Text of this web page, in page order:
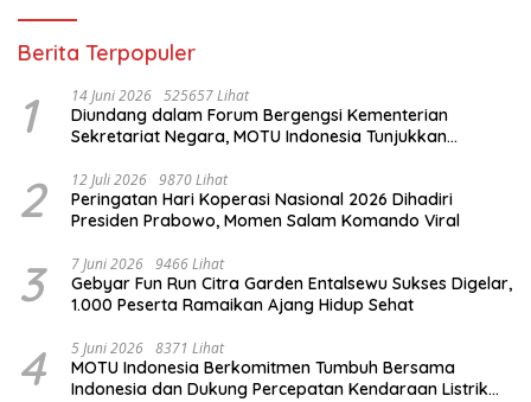
Berita Terpopuler
1 14 Juni 2026 525657 Lihat
Diundang dalam Forum Bergengsi Kementerian
Sekretariat Negara, MOTU Indonesia Tunjukkan
2 12 Juli 2026 9870 Lihat
Peringatan Hari Koperasi Nasional 2026 Dihadiri
Presiden Prabowo, Momen Salam Komando Viral
3 7 Juni 2026 9466 Lihat
Gebyar Fun Run Citra Garden Entalsewu Sukses Digelar,
1.000 Peserta Ramaikan Ajang Hidup Sehat
4 5 Juni 2026 8371 Lihat
MOTU Indonesia Berkomitmen Tumbuh Bersama
Indonesia dan Dukung Percepatan Kendaraan Listrik